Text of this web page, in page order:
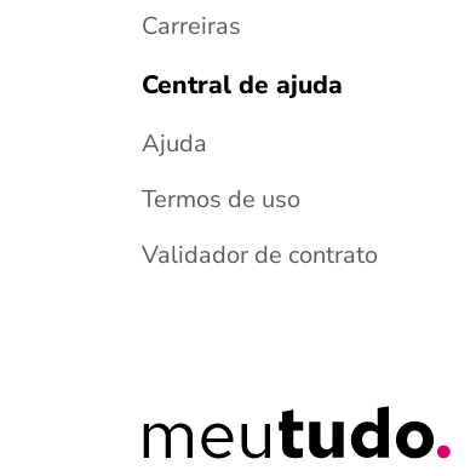
Carreiras
Central de ajuda
Ajuda
Termos de uso
Validador de contrato